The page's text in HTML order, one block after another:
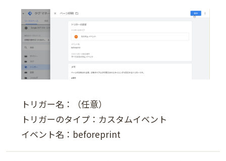
トリガー名：（任意）
トリガーのタイプ：カスタムイベント
イベント名：beforeprint